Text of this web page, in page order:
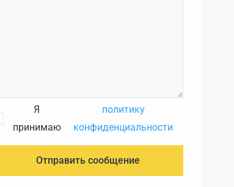
Я
принимаю
политику
конфиденциальности
Отправить сообщение